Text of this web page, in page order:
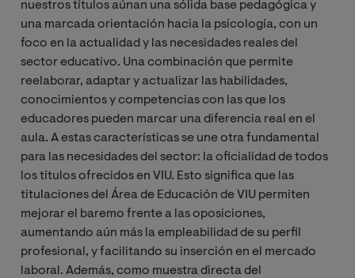
nuestros títulos aúnan una sólida base pedagógica y
una marcada orientación hacia la psicología, con un
foco en la actualidad y las necesidades reales del
sector educativo. Una combinación que permite
reelaborar, adaptar y actualizar las habilidades,
conocimientos y competencias con las que los
educadores pueden marcar una diferencia real en el
aula. A estas características se une otra fundamental
para las necesidades del sector: la oficialidad de todos
los títulos ofrecidos en VIU. Esto significa que las
titulaciones del Área de Educación de VIU permiten
mejorar el baremo frente a las oposiciones,
aumentando aún más la empleabilidad de su perfil
profesional, y facilitando su inserción en el mercado
laboral. Además, como muestra directa del